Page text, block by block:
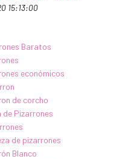
15:13:00
Baratos
económicos
de corcho
de Pizarrones
de pizarrones
Blanco